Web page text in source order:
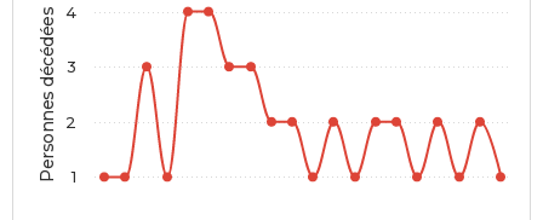
Personnes décédées 1
2
3
4